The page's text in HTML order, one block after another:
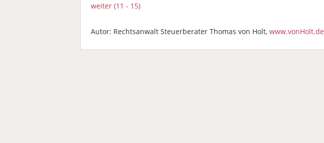
weiter (11 - 15)
Autor: Rechtsanwalt Steuerberater Thomas von Holt, www.vonHolt.de